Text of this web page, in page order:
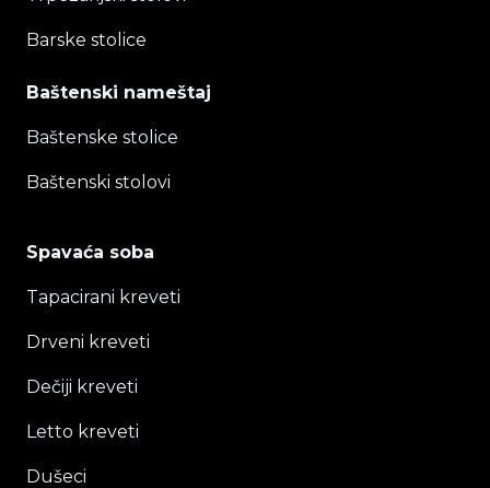
Barske stolice
Baštenski nameštaj
Baštenske stolice
Baštenski stolovi
Spavaća soba
Tapacirani kreveti
Drveni kreveti
Dečiji kreveti
Letto kreveti
Dušeci